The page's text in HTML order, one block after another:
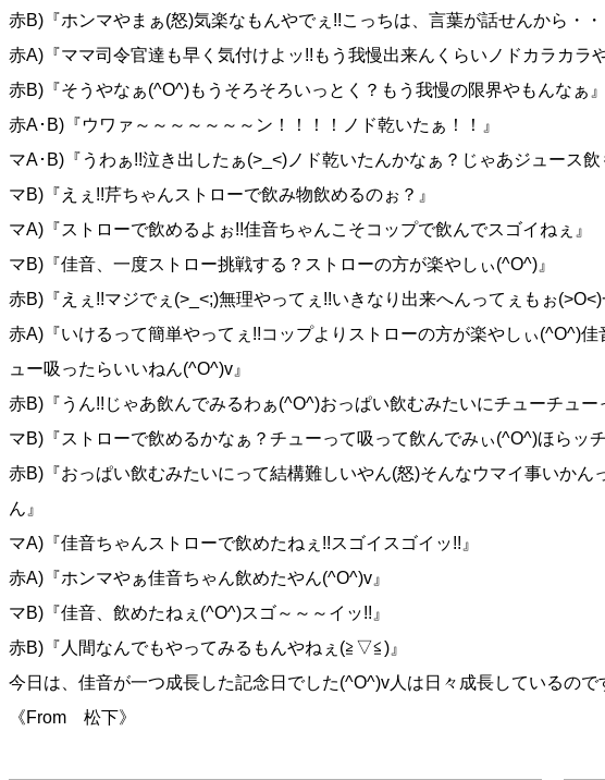
赤B)『ホンマやまぁ(怒)気楽なもんやでぇ!!こっちは、言葉が話せんから・
赤A)『ママ司令官達も早く気付けよッ!!もう我慢出来んくらいノドカラカラ
赤B)『そうやなぁ(^O^)もうそろそろいっとく？もう我慢の限界やもんなぁ』
赤A･B)『ウワァ～～～～～～～ン！！！！ノド乾いたぁ！！』
マA･B)『うわぁ!!泣き出したぁ(>_<)ノド乾いたんかなぁ？じゃあジュース飲
マB)『えぇ!!芹ちゃんストローで飲み物飲めるのぉ？』
マA)『ストローで飲めるよぉ!!佳音ちゃんこそコップで飲んでスゴイねぇ』
マB)『佳音、一度ストロー挑戦する？ストローの方が楽やしぃ(^O^)』
赤B)『えぇ!!マジでぇ(>_<;)無理やってぇ!!いきなり出来へんってぇもぉ
赤A)『いけるって簡単やってぇ!!コップよりストローの方が楽やしぃ(^O^)
ュー吸ったらいいねん(^O^)v』
赤B)『うん!!じゃあ飲んでみるわぁ(^O^)おっぱい飲むみたいにチューチュ
マB)『ストローで飲めるかなぁ？チューって吸って飲んでみぃ(^O^)ほらッ
赤B)『おっぱい飲むみたいにって結構難しいやん(怒)そんなウマイ事いか
ん』
マA)『佳音ちゃんストローで飲めたねぇ!!スゴイスゴイッ!!』
赤A)『ホンマやぁ佳音ちゃん飲めたやん(^O^)v』
マB)『佳音、飲めたねぇ(^O^)スゴ～～～イッ!!』
赤B)『人間なんでもやってみるもんやねぇ(≧▽≦)』
今日は、佳音が一つ成長した記念日でした(^O^)v人は日々成長しているので
《From 松下》